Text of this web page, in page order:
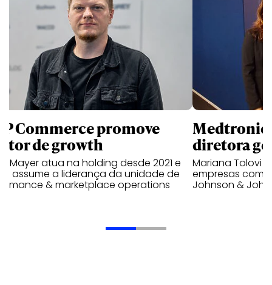
Commerce promove
de growth
Mayer atua na holding desde 2021 e
assume a liderança da unidade de
& marketplace operations
Medtronic
diretora
Mariana Tolovi
empresas
Johnson &